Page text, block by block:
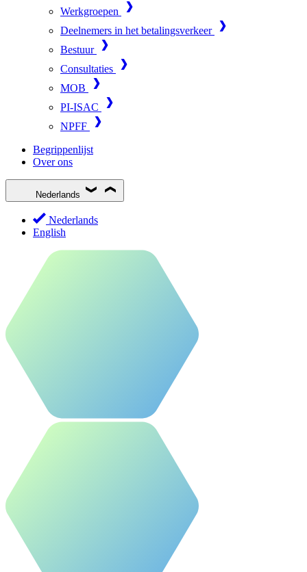
Werkgroepen
Deelnemers in het betalingsverkeer
Bestuur
Consultaties
MOB
PI-ISAC
NPFF
Begrippenlijst
Over ons
Nederlands
Nederlands
English